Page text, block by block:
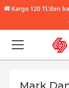
🚚 Kargo 120 TL'den
Mark